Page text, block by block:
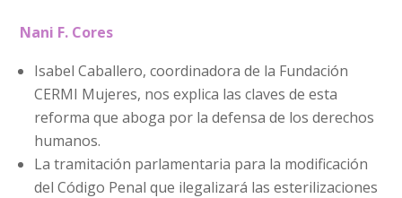
Nani F. Cores
Isabel Caballero, coordinadora de la Fundación
CERMI Mujeres, nos explica las claves de esta
reforma que aboga por la defensa de los derechos
humanos.
La tramitación parlamentaria para la modificación
del Código Penal que ilegalizará las esterilizaciones